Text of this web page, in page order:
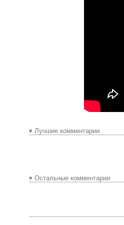
▾ Лучшие комментарии
▾ Остальные комментарии